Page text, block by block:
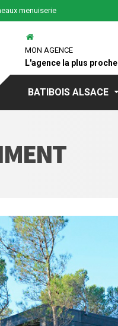
menuiserie
BATIBOIS ALSACE
MON AGENCE
L'agence la plus proche